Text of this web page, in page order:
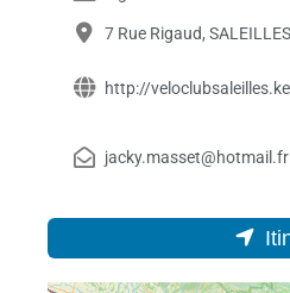
7 Rue Rigaud,
http://
jacky.masset@hotmail.fr